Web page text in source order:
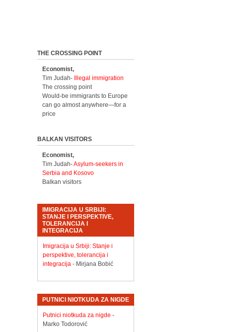
THE CROSSING POINT
Economist,
Tim Judah-
Illegal immigration
The crossing point
Would-be immigrants to Europe
can go almost anywhere—for a
price
BALKAN VISITORS
Economist,
Tim Judah-Asylum-seekers in
Serbia and Kosovo
Balkan visitors
IMIGRACIJA U SRBIJI:
STANJE I PERSPEKTIVE,
TOLERANCIJA I
INTEGRACIJA
Imigracija u Srbiji: Stanje i
perspektive, tolerancija i
integracija- Mirjana Bobić
PUTNICI NIOTKUDA ZA NIGDE
Putnici niotkuda za nigde -
Marko Todorović